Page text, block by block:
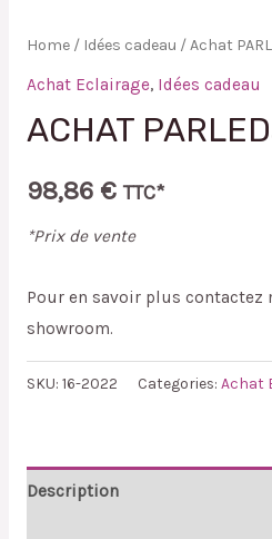
Home/ Idées cadeau / Achat
Achat Eclairage, Idées cadeau
ACHAT
98,86 € TTC*
*Prix de vente
Pour en savoir plus contactez
showroom.
SKU: 16-2022 Categories: Achat
Description